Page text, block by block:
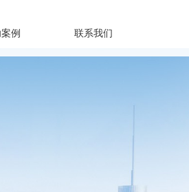
例 联系我们